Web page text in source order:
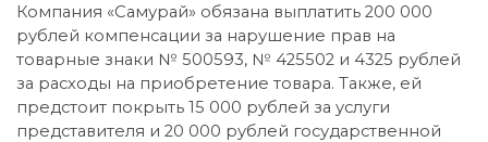
Компания «Самурай» обязана выплатить 200 000
рублей компенсации за нарушение прав на
товарные знаки № 500593, № 425502 и 4325 рублей
за расходы на приобретение товара. Также, ей
предстоит покрыть 15 000 рублей за услуги
представителя и 20 000 рублей государственной